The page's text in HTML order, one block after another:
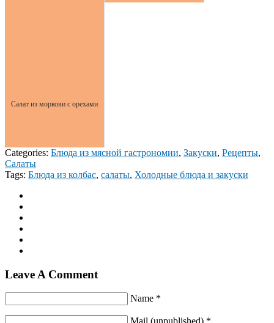
Салат из моркови с орехами
Categories: Блюда из мясной гастрономии, Закуски, Рецепты,
Салаты
Tags: Блюда из колбас, салаты, Холодные блюда и закуски
Leave A Comment
Name *